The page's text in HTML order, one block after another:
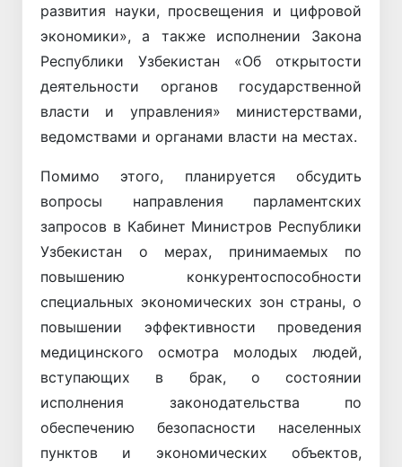
развития науки, просвещения и цифровой
экономики», а также исполнении Закона
Республики Узбекистан «Об открытости
деятельности органов государственной
власти и управления» министерствами,
ведомствами и органами власти на местах.
Помимо этого, планируется обсудить
вопросы направления парламентских
запросов в Кабинет Министров Республики
Узбекистан о мерах, принимаемых по
повышению конкурентоспособности
специальных экономических зон страны, о
повышении эффективности проведения
медицинского осмотра молодых людей,
вступающих в брак, о состоянии
исполнения законодательства по
обеспечению безопасности населенных
пунктов и экономических объектов,